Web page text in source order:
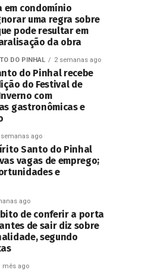
em condomínio
uma regra sobre
pode resultar em
da obra
DO PINHAL 2 semanas ago
do Pinhal recebe
do Festival de
com
gastronômicas e
semanas ago
Santo do Pinhal
vagas de emprego;
e
ago
de conferir a porta
de sair diz sobre
segundo
mês ago